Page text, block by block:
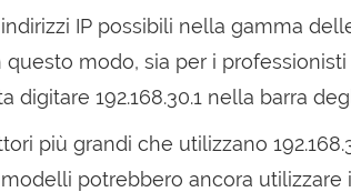
IP possibili nella gamma
questo modo, sia per i
digitare 192.168.30.1 nella barra
più grandi che utilizzano
potrebbero ancora